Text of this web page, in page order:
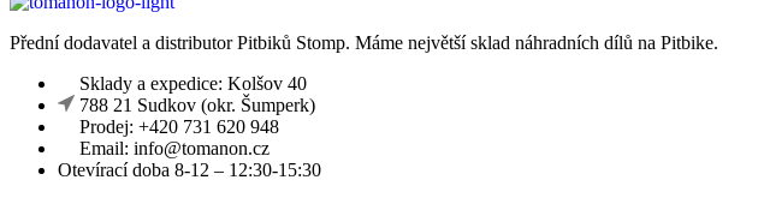
Přední dodavatel a distributor Pitbiků Stomp. Máme největší sklad náhradních dílů na Pitbike.
Sklady a expedice: Kolšov 40
788 21 Sudkov (okr. Šumperk)
Prodej: +420 731 620 948
Email: info@tomanon.cz
Otevírací doba 8-12 – 12:30-15:30